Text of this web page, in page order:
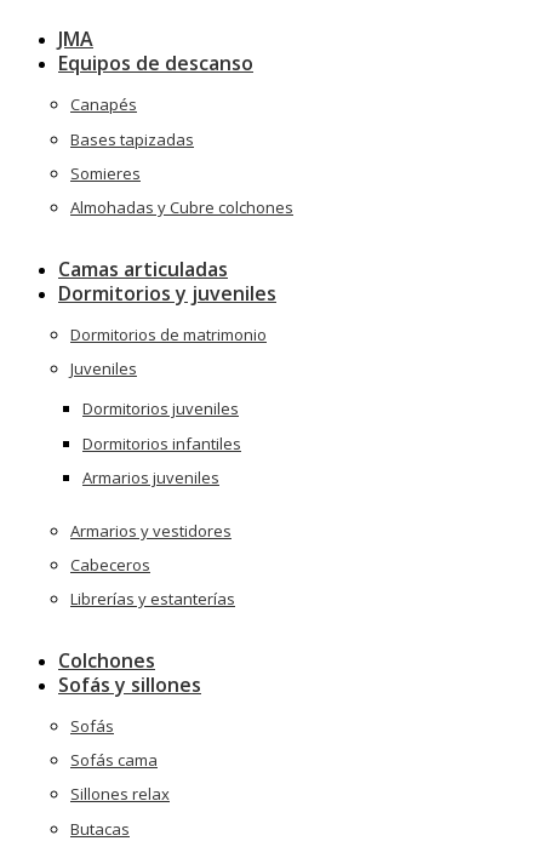
JMA
Equipos de descanso
Canapés
Bases tapizadas
Somieres
Almohadas y Cubre colchones
Camas articuladas
Dormitorios y juveniles
Dormitorios de matrimonio
Juveniles
Dormitorios juveniles
Dormitorios infantiles
Armarios juveniles
Armarios y vestidores
Cabeceros
Librerías y estanterías
Colchones
Sofás y sillones
Sofás
Sofás cama
Sillones relax
Butacas